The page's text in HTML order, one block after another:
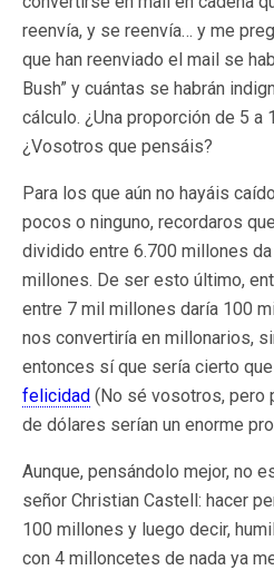
reenvía, y se reenvía… y me
que han reenviado el mail se
Bush” y cuántas se habrán
cálculo. ¿Una proporción de 5 a
¿Vosotros que pensáis?
Para los que aún no hayáis
pocos o ninguno, recordaros
dividido entre 6.700 millones
millones. De ser esto último,
entre 7 mil millones daría 100
nos convertiría en millonarios,
entonces sí que sería cierto
felicidad (No sé vosotros, pero
de dólares serían un enorme
Aunque, pensándolo mejor, no
señor Christian Castell: hacer
100 millones y luego decir,
con 4 milloncetes de nada ya